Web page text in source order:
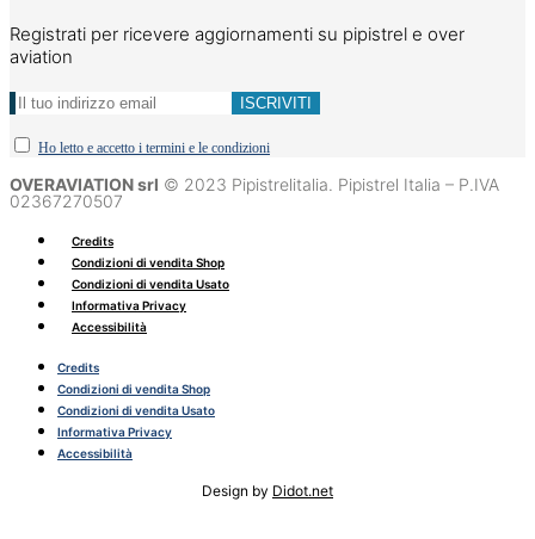
Registrati per ricevere aggiornamenti su pipistrel e over
aviation
Ho letto e accetto i termini e le condizioni
OVERAVIATION srl © 2023 Pipistrelitalia. Pipistrel Italia – P.IVA
02367270507
Credits
Condizioni di vendita Shop
Condizioni di vendita Usato
Informativa Privacy
Accessibilità
Credits
Condizioni di vendita Shop
Condizioni di vendita Usato
Informativa Privacy
Accessibilità
Design by Didot.net